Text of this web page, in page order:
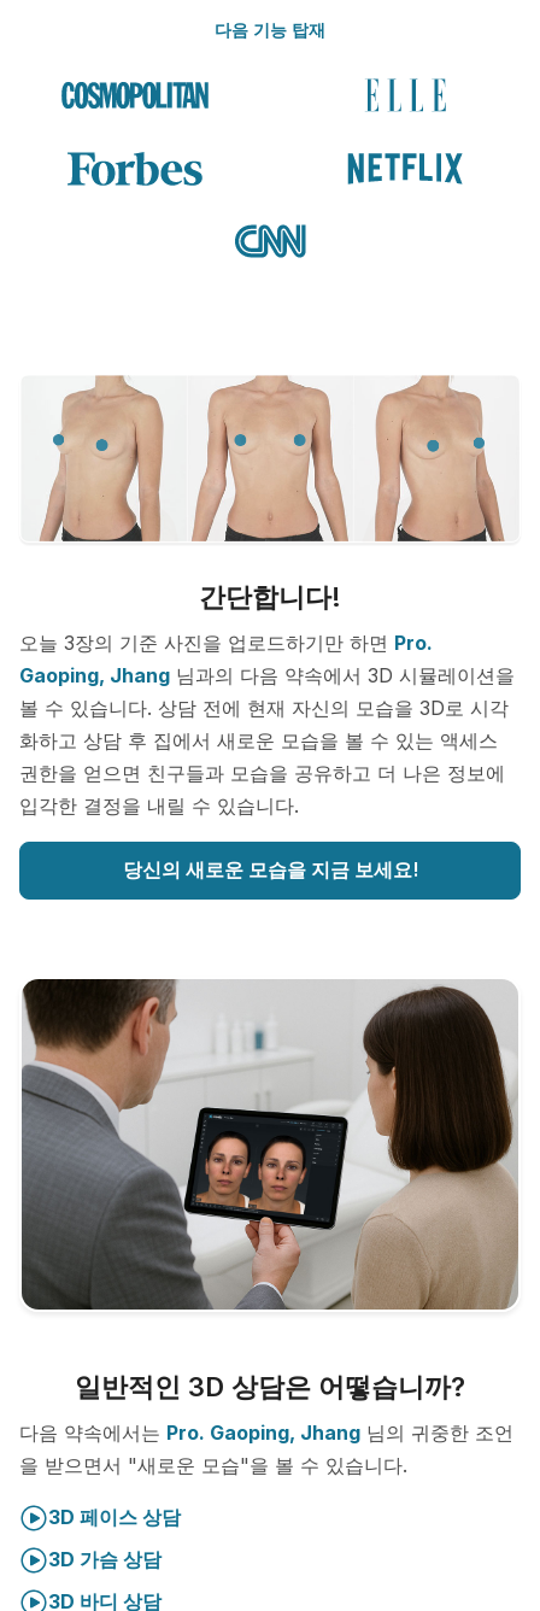
다음 기능 탑재
간단합니다!
오늘 3장의 기준 사진을 업로드하기만 하면 Pro.
Gaoping, Jhang 님과의 다음 약속에서 3D 시뮬레이션을
볼 수 있습니다. 상담 전에 현재 자신의 모습을 3D로 시각
화하고 상담 후 집에서 새로운 모습을 볼 수 있는 액세스
권한을 얻으면 친구들과 모습을 공유하고 더 나은 정보에
입각한 결정을 내릴 수 있습니다.
당신의 새로운 모습을 지금 보세요!
일반적인 3D 상담은 어떻습니까?
다음 약속에서는 Pro. Gaoping, Jhang 님의 귀중한 조언
을 받으면서 "새로운 모습"을 볼 수 있습니다.
3D 페이스 상담
3D 가슴 상담
3D 바디 상담